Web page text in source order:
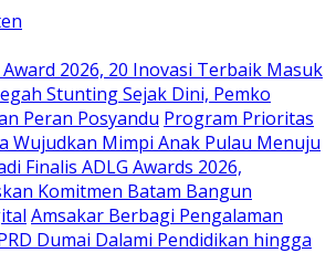
2026, 20 Inovasi Terbaik Masuk
Stunting Sejak Dini, Pemko
Peran Posyandu Program Prioritas
Wujudkan Mimpi Anak Pulau Menuju
Finalis ADLG Awards 2026,
Komitmen Batam Bangun
Amsakar Berbagi Pengalaman
Dumai Dalami Pendidikan hingga